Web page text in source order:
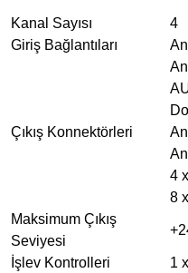
Kanal Sayısı
4
Giriş Bağlantıları
Çıkış Konnektörleri
4
8
Maksimum Çıkış
Seviyesi
İşlev Kontrolleri
1